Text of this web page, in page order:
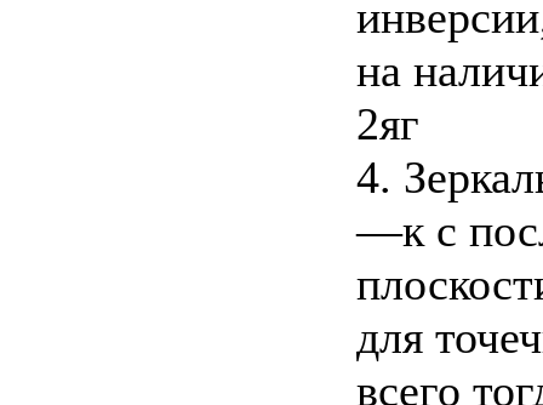
на
2яг
4.
—к с
для
всего